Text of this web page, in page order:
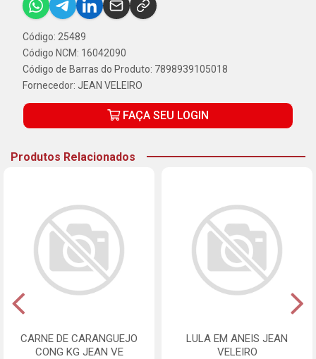
Código: 25489
Código NCM: 16042090
Código de Barras do Produto: 7898939105018
Fornecedor: JEAN VELEIRO
FAÇA SEU LOGIN
Produtos Relacionados
CARNE DE CARANGUEJO
CONG KG JEAN VE
LULA EM ANEIS JEAN
VELEIRO